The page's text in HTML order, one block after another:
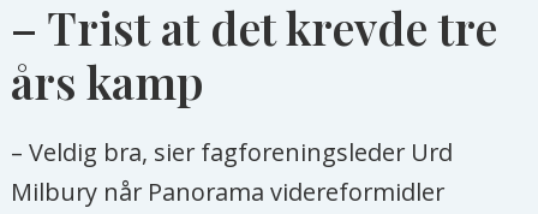
– Trist at det krevde tre
års kamp
– Veldig bra, sier fagforeningsleder Urd
Milbury når Panorama videreformidler